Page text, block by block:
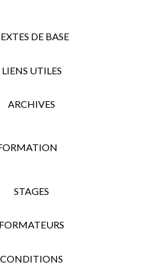
DE BASE
LIENS UTILES
ARCHIVES
STAGES
FORMATEURS
CONDITIONS